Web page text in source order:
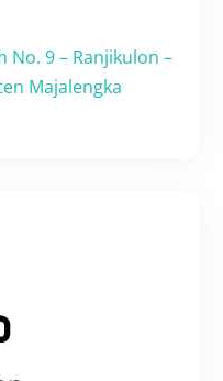
No. 9 – Ranjikulon –
Majalengka